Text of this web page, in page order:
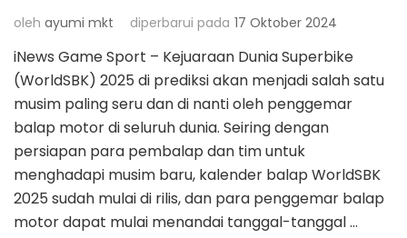
oleh ayumi mkt diperbarui pada 17 Oktober 2024
iNews Game Sport – Kejuaraan Dunia Superbike
(WorldSBK) 2025 di prediksi akan menjadi salah satu
musim paling seru dan di nanti oleh penggemar
balap motor di seluruh dunia. Seiring dengan
persiapan para pembalap dan tim untuk
menghadapi musim baru, kalender balap WorldSBK
2025 sudah mulai di rilis, dan para penggemar balap
motor dapat mulai menandai tanggal-tanggal …